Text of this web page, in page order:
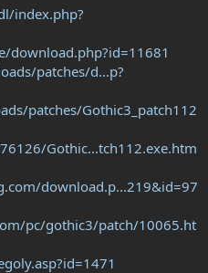
index.php?
download.php?id=11681
patches/d...p?
patches/Gothic3_patch112
Gothic...tch112.exe.htm
download.p...219&id=97
pc/gothic3/patch/10065.ht